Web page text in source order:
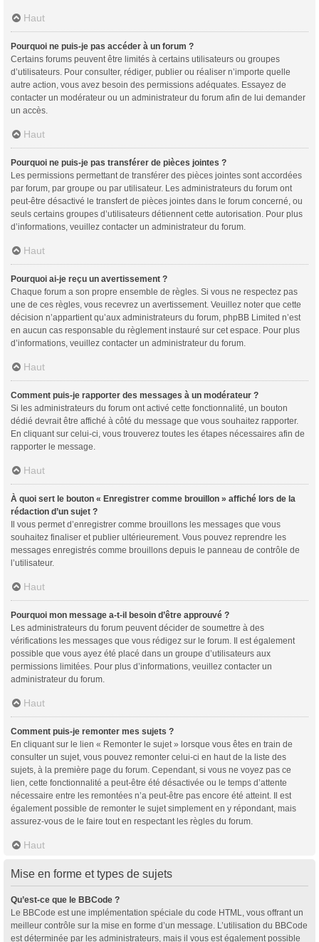
Haut
Pourquoi ne puis-je pas accéder à un forum ?
Certains forums peuvent être limités à certains utilisateurs ou groupes
d’utilisateurs. Pour consulter, rédiger, publier ou réaliser n’importe quelle
autre action, vous avez besoin des permissions adéquates. Essayez de
contacter un modérateur ou un administrateur du forum afin de lui demander
un accès.
Haut
Pourquoi ne puis-je pas transférer de pièces jointes ?
Les permissions permettant de transférer des pièces jointes sont accordées
par forum, par groupe ou par utilisateur. Les administrateurs du forum ont
peut-être désactivé le transfert de pièces jointes dans le forum concerné, ou
seuls certains groupes d’utilisateurs détiennent cette autorisation. Pour plus
d’informations, veuillez contacter un administrateur du forum.
Haut
Pourquoi ai-je reçu un avertissement ?
Chaque forum a son propre ensemble de règles. Si vous ne respectez pas
une de ces règles, vous recevrez un avertissement. Veuillez noter que cette
décision n’appartient qu’aux administrateurs du forum, phpBB Limited n’est
en aucun cas responsable du règlement instauré sur cet espace. Pour plus
d’informations, veuillez contacter un administrateur du forum.
Haut
Comment puis-je rapporter des messages à un modérateur ?
Si les administrateurs du forum ont activé cette fonctionnalité, un bouton
dédié devrait être affiché à côté du message que vous souhaitez rapporter.
En cliquant sur celui-ci, vous trouverez toutes les étapes nécessaires afin de
rapporter le message.
Haut
À quoi sert le bouton « Enregistrer comme brouillon » affiché lors de la
rédaction d’un sujet ?
Il vous permet d’enregistrer comme brouillons les messages que vous
souhaitez finaliser et publier ultérieurement. Vous pouvez reprendre les
messages enregistrés comme brouillons depuis le panneau de contrôle de
l’utilisateur.
Haut
Pourquoi mon message a-t-il besoin d’être approuvé ?
Les administrateurs du forum peuvent décider de soumettre à des
vérifications les messages que vous rédigez sur le forum. Il est également
possible que vous ayez été placé dans un groupe d’utilisateurs aux
permissions limitées. Pour plus d’informations, veuillez contacter un
administrateur du forum.
Haut
Comment puis-je remonter mes sujets ?
En cliquant sur le lien « Remonter le sujet » lorsque vous êtes en train de
consulter un sujet, vous pouvez remonter celui-ci en haut de la liste des
sujets, à la première page du forum. Cependant, si vous ne voyez pas ce
lien, cette fonctionnalité a peut-être été désactivée ou le temps d’attente
nécessaire entre les remontées n’a peut-être pas encore été atteint. Il est
également possible de remonter le sujet simplement en y répondant, mais
assurez-vous de le faire tout en respectant les règles du forum.
Haut
Mise en forme et types de sujets
Qu’est-ce que le BBCode ?
Le BBCode est une implémentation spéciale du code HTML, vous offrant un
meilleur contrôle sur la mise en forme d’un message. L’utilisation du BBCode
est déterminée par les administrateurs, mais il vous est également possible